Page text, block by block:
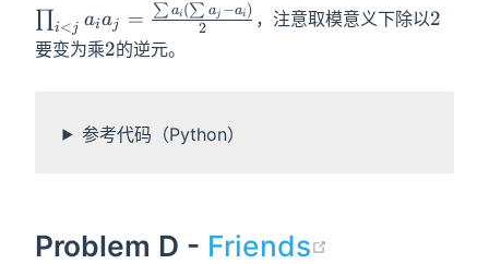
\prod_{i<j}
a_ia_j=\frac{\sum
a_i(\sum a_j-a_i)}
i<j aiaj = 2
∑ ai (∑ aj −ai ) ，注意取模意义下除以2
2
要变为乘2
2的逆元。
参考代码（Python）
Problem D - Friends